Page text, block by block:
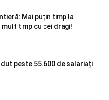
Mai puțin timp la
timp cu cei dragi!
peste 55.600 de salariați